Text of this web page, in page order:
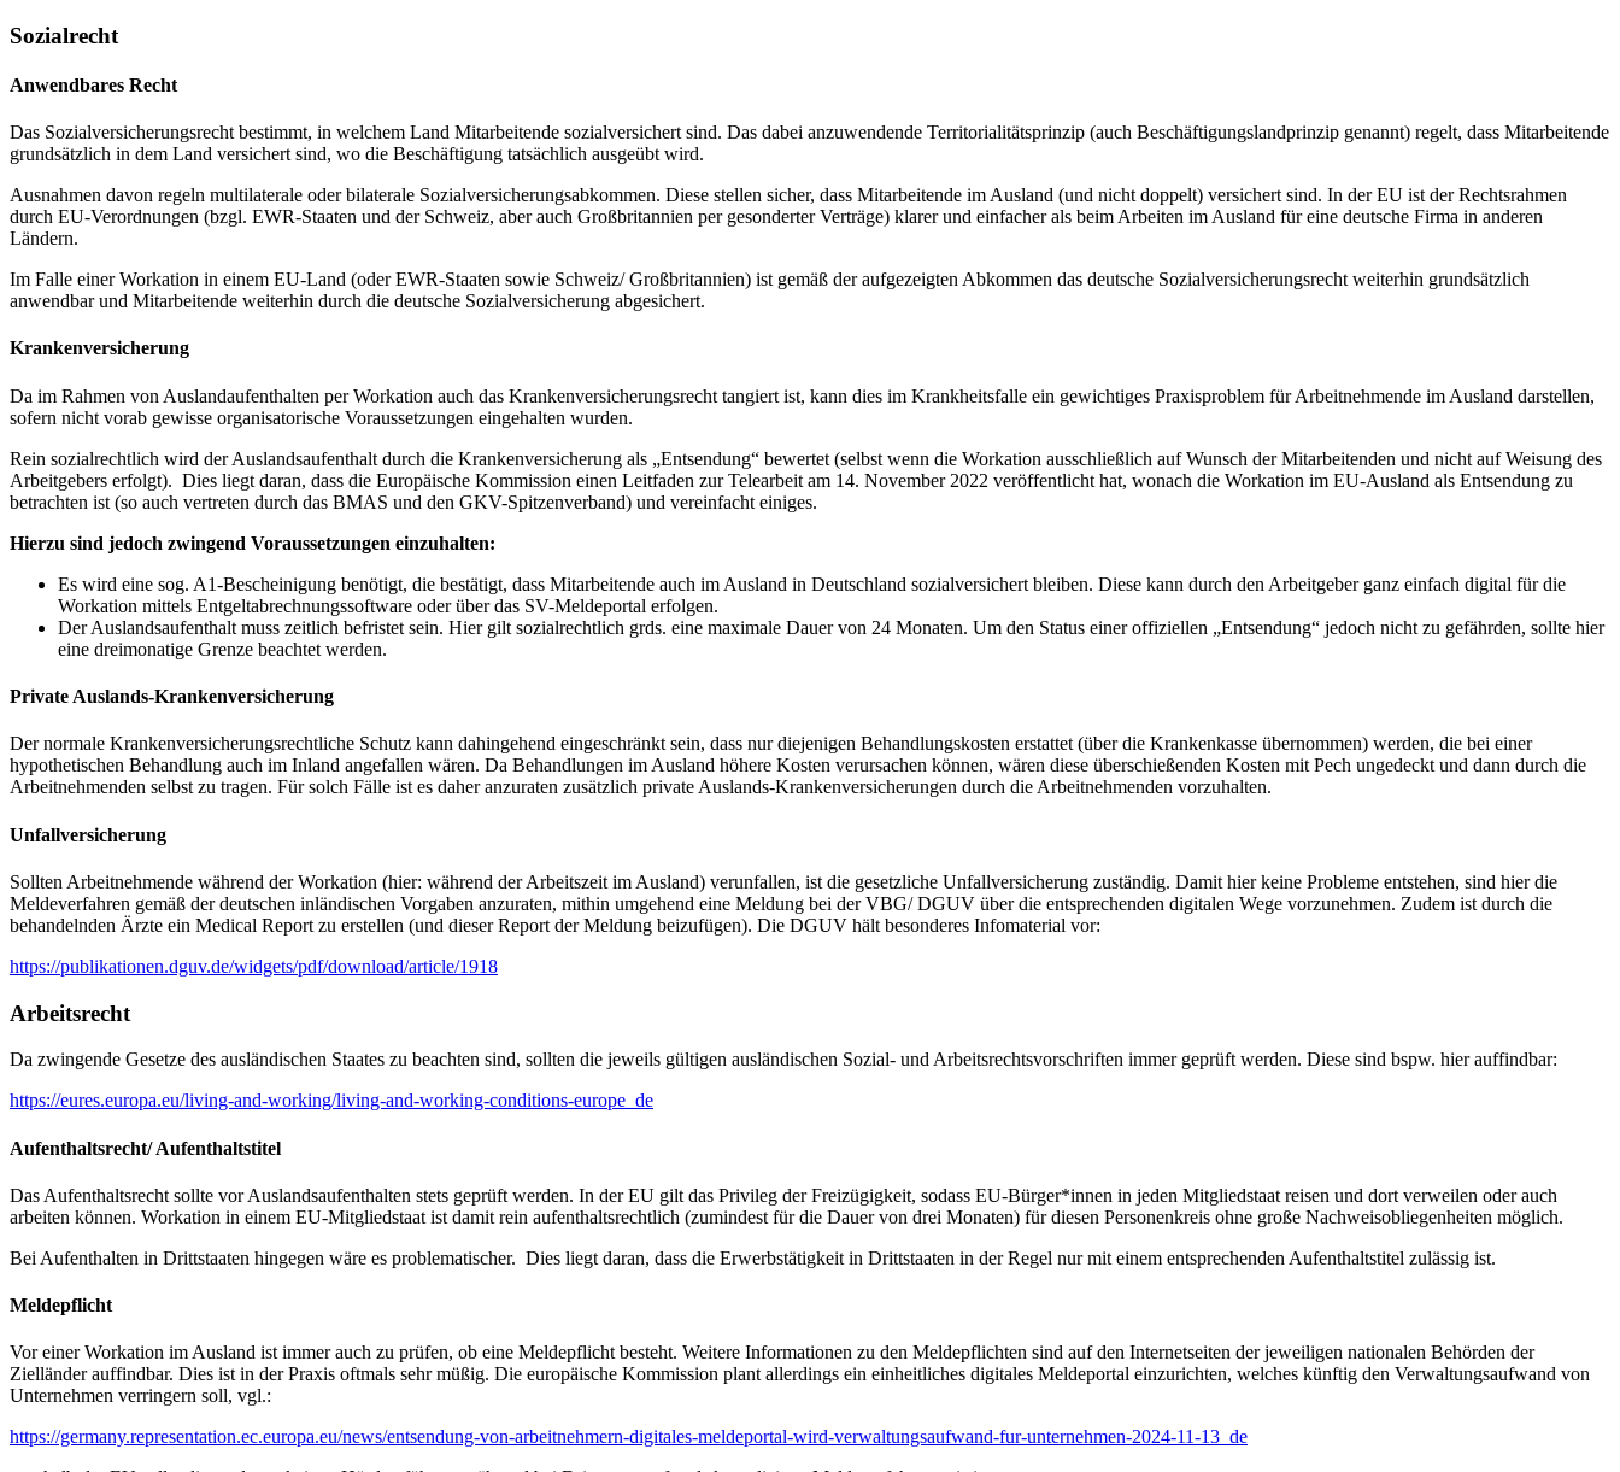
Sozialrecht
Anwendbares Recht
Das Sozialversicherungsrecht bestimmt, in welchem Land Mitarbeitende sozialversichert sind. Das dabei anzuwendende Territorialitätsprinzip (auch Beschäftigungslandprinzip genannt) regelt, dass Mitarbeitende
grundsätzlich in dem Land versichert sind, wo die Beschäftigung tatsächlich ausgeübt wird.
Ausnahmen davon regeln multilaterale oder bilaterale Sozialversicherungsabkommen. Diese stellen sicher, dass Mitarbeitende im Ausland (und nicht doppelt) versichert sind. In der EU ist der Rechtsrahmen
durch EU-Verordnungen (bzgl. EWR-Staaten und der Schweiz, aber auch Großbritannien per gesonderter Verträge) klarer und einfacher als beim Arbeiten im Ausland für eine deutsche Firma in anderen
Ländern.
Im Falle einer Workation in einem EU-Land (oder EWR-Staaten sowie Schweiz/ Großbritannien) ist gemäß der aufgezeigten Abkommen das deutsche Sozialversicherungsrecht weiterhin grundsätzlich
anwendbar und Mitarbeitende weiterhin durch die deutsche Sozialversicherung abgesichert.
Krankenversicherung
Da im Rahmen von Auslandaufenthalten per Workation auch das Krankenversicherungsrecht tangiert ist, kann dies im Krankheitsfalle ein gewichtiges Praxisproblem für Arbeitnehmende im Ausland darstellen,
sofern nicht vorab gewisse organisatorische Voraussetzungen eingehalten wurden.
Rein sozialrechtlich wird der Auslandsaufenthalt durch die Krankenversicherung als „Entsendung“ bewertet (selbst wenn die Workation ausschließlich auf Wunsch der Mitarbeitenden und nicht auf Weisung des
Arbeitgebers erfolgt). Dies liegt daran, dass die Europäische Kommission einen Leitfaden zur Telearbeit am 14. November 2022 veröffentlicht hat, wonach die Workation im EU-Ausland als Entsendung zu
betrachten ist (so auch vertreten durch das BMAS und den GKV-Spitzenverband) und vereinfacht einiges.
Hierzu sind jedoch zwingend Voraussetzungen einzuhalten:
Es wird eine sog. A1-Bescheinigung benötigt, die bestätigt, dass Mitarbeitende auch im Ausland in Deutschland sozialversichert bleiben. Diese kann durch den Arbeitgeber ganz einfach digital für die
Workation mittels Entgeltabrechnungssoftware oder über das SV-Meldeportal erfolgen.
Der Auslandsaufenthalt muss zeitlich befristet sein. Hier gilt sozialrechtlich grds. eine maximale Dauer von 24 Monaten. Um den Status einer offiziellen „Entsendung“ jedoch nicht zu gefährden, sollte hier
eine dreimonatige Grenze beachtet werden.
Private Auslands-Krankenversicherung
Der normale Krankenversicherungsrechtliche Schutz kann dahingehend eingeschränkt sein, dass nur diejenigen Behandlungskosten erstattet (über die Krankenkasse übernommen) werden, die bei einer
hypothetischen Behandlung auch im Inland angefallen wären. Da Behandlungen im Ausland höhere Kosten verursachen können, wären diese überschießenden Kosten mit Pech ungedeckt und dann durch die
Arbeitnehmenden selbst zu tragen. Für solch Fälle ist es daher anzuraten zusätzlich private Auslands-Krankenversicherungen durch die Arbeitnehmenden vorzuhalten.
Unfallversicherung
Sollten Arbeitnehmende während der Workation (hier: während der Arbeitszeit im Ausland) verunfallen, ist die gesetzliche Unfallversicherung zuständig. Damit hier keine Probleme entstehen, sind hier die
Meldeverfahren gemäß der deutschen inländischen Vorgaben anzuraten, mithin umgehend eine Meldung bei der VBG/ DGUV über die entsprechenden digitalen Wege vorzunehmen. Zudem ist durch die
behandelnden Ärzte ein Medical Report zu erstellen (und dieser Report der Meldung beizufügen). Die DGUV hält besonderes Infomaterial vor:
https://publikationen.dguv.de/widgets/pdf/download/article/1918
Arbeitsrecht
Da zwingende Gesetze des ausländischen Staates zu beachten sind, sollten die jeweils gültigen ausländischen Sozial- und Arbeitsrechtsvorschriften immer geprüft werden. Diese sind bspw. hier auffindbar:
https://eures.europa.eu/living-and-working/living-and-working-conditions-europe_de
Aufenthaltsrecht/ Aufenthaltstitel
Das Aufenthaltsrecht sollte vor Auslandsaufenthalten stets geprüft werden. In der EU gilt das Privileg der Freizügigkeit, sodass EU-Bürger*innen in jeden Mitgliedstaat reisen und dort verweilen oder auch
arbeiten können. Workation in einem EU-Mitgliedstaat ist damit rein aufenthaltsrechtlich (zumindest für die Dauer von drei Monaten) für diesen Personenkreis ohne große Nachweisobliegenheiten möglich.
Bei Aufenthalten in Drittstaaten hingegen wäre es problematischer. Dies liegt daran, dass die Erwerbstätigkeit in Drittstaaten in der Regel nur mit einem entsprechenden Aufenthaltstitel zulässig ist.
Meldepflicht
Vor einer Workation im Ausland ist immer auch zu prüfen, ob eine Meldepflicht besteht. Weitere Informationen zu den Meldepflichten sind auf den Internetseiten der jeweiligen nationalen Behörden der
Zielländer auffindbar. Dies ist in der Praxis oftmals sehr müßig. Die europäische Kommission plant allerdings ein einheitliches digitales Meldeportal einzurichten, welches künftig den Verwaltungsaufwand von
Unternehmen verringern soll, vgl.:
https://germany.representation.ec.europa.eu/news/entsendung-von-arbeitnehmern-digitales-meldeportal-wird-verwaltungsaufwand-fur-unternehmen-2024-11-13_de